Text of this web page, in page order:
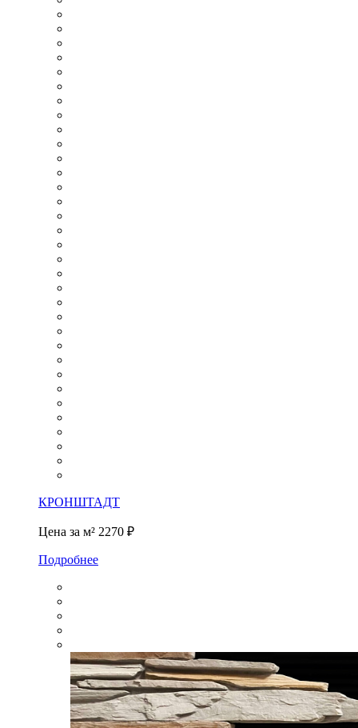
КРОНШТАДТ
Цена за м² 2270 ₽
Подробнее